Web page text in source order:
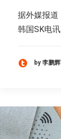
据外媒报道
韩国SK电
by 李鹏辉